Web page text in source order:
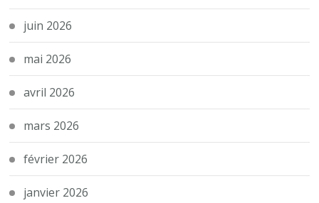
juin 2026
mai 2026
avril 2026
mars 2026
février 2026
janvier 2026